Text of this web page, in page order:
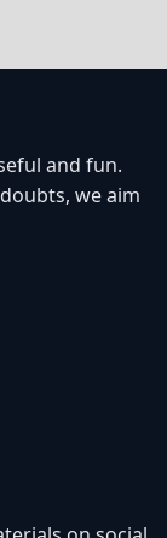
and fun.
we aim